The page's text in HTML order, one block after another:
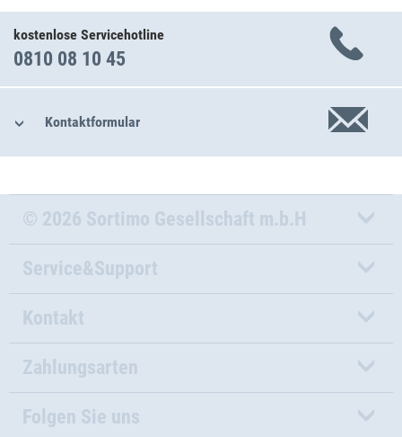
kostenlose Servicehotline
0810 08 10 45
Kontaktformular
© 2026 Sortimo Gesellschaft m.b.H
Service&Support
Kontakt
Zahlungsarten
Folgen Sie uns